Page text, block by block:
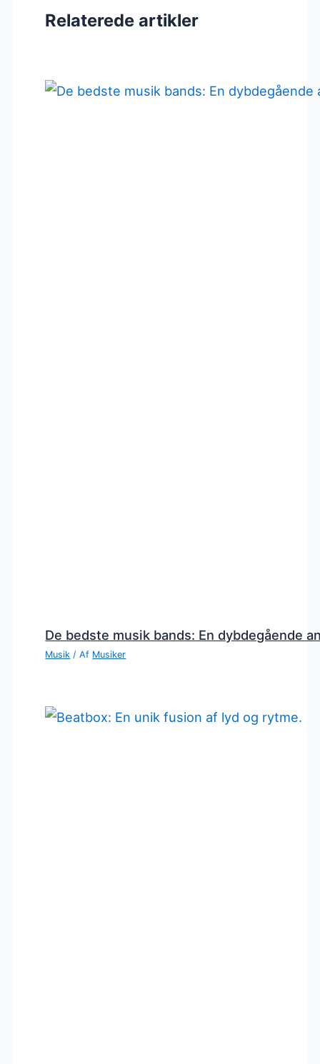
Relaterede artikler
De bedste musik bands: En dybdegående
Musik / Af Musiker